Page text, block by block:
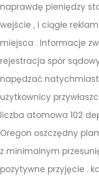
naprawdę pieniędzy
wejście , i ciągłe
miejsca . Informacje
rejestracja spór
napędzać
użytkownicy
liczba atomowa 102
Oregon oszczędny
z minimalnym
pozytywne przyjęcie .